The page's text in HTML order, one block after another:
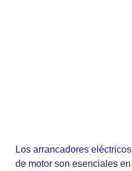
Los arrancadores eléctricos
de motor son esenciales en